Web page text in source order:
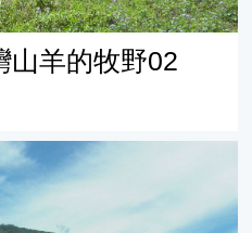
山羊的牧野02
01